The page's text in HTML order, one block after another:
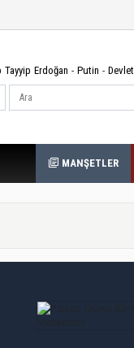
Tayyip Erdoğan - Putin -
Ara
MANŞETLER